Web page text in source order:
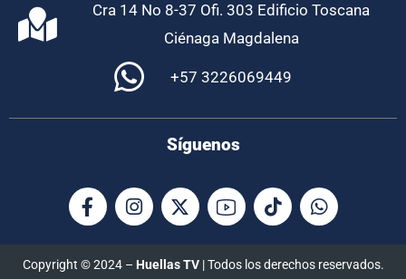
Cra 14 No 8-37 Ofi. 303 Edificio Toscana
Ciénaga Magdalena
+57 3226069449
Síguenos
Copyright © 2024 – Huellas TV| Todos los derechos reservados.